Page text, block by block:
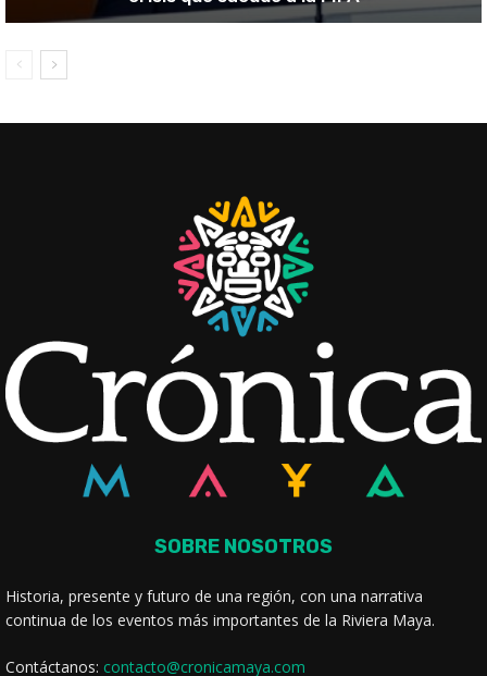
SOBRE NOSOTROS
Historia, presente y futuro de una región, con una narrativa
continua de los eventos más importantes de la Riviera Maya.
Contáctanos: contacto@cronicamaya.com